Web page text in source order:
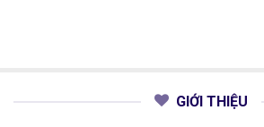
GIỚI THIỆU